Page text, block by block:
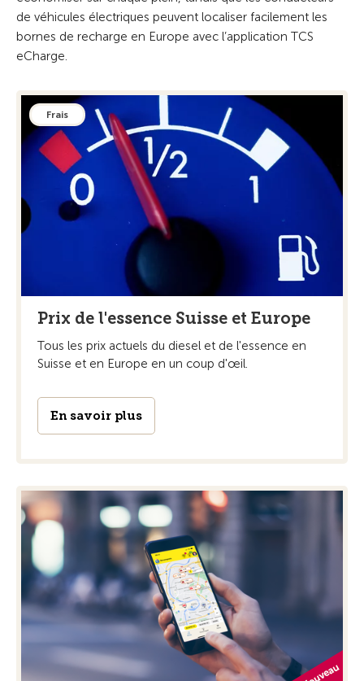
de véhicules électriques peuvent localiser facilement les
bornes de recharge en Europe avec l’application TCS
eCharge.
Frais
Prix de l'essence Suisse et Europe
Tous les prix actuels du diesel et de l'essence en
Suisse et en Europe en un coup d'œil.
En savoir plus